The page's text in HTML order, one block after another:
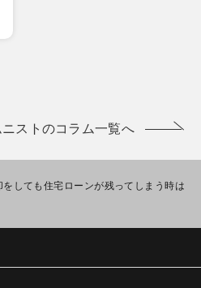
ストのコラム一覧へ
をしても住宅ローンが残ってしまう時は